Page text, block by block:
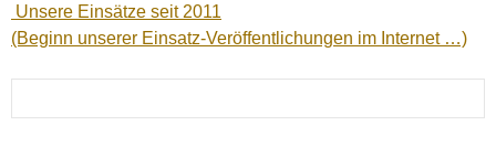
Unsere Einsätze seit 2011
(Beginn unserer Einsatz-Veröffentlichungen im Internet …)